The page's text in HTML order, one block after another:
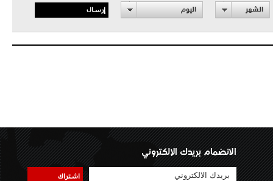
الشهر اليوم إرسال
الانضمام بريدك الإلكتروني
اشتراك